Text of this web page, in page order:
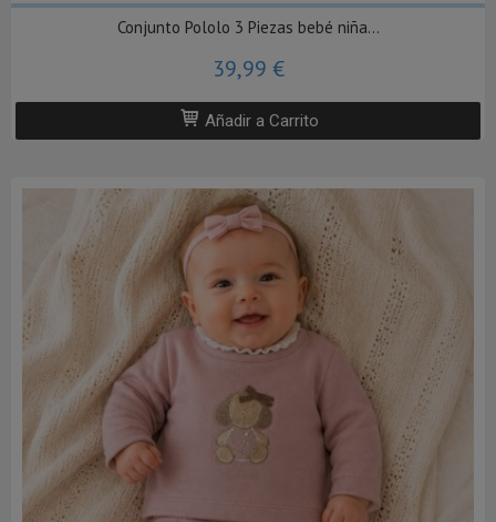
Conjunto Pololo 3 Piezas bebé niña...
39,99 €
Añadir a Carrito